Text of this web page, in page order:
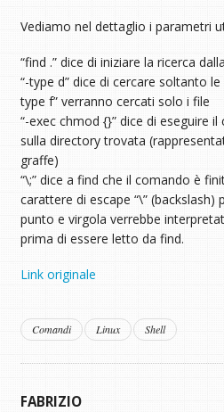
Vediamo nel dettaglio i parametri
“find .” dice di iniziare la ricerca
“-type d” dice di cercare soltanto
type f” verranno cercati solo i file
“-exec chmod {}” dice di eseguire
sulla directory trovata
graffe)
“\;” dice a find che il comando è
carattere di escape “\” (backslash)
punto e virgola verrebbe
prima di essere letto da find.
Link originale
Comandi Linux Shell
FABRIZIO